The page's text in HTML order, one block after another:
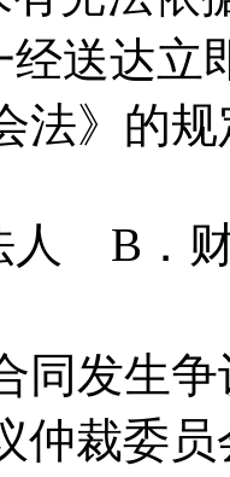
送达立
法》的
人 B
同发生
仲裁委